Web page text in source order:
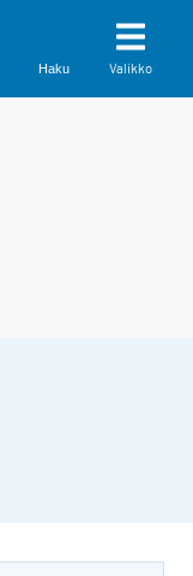
Haku Valikko